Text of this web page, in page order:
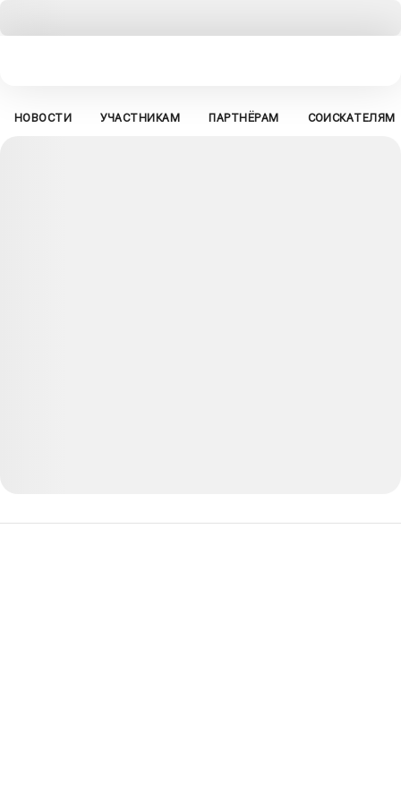
НОВОСТИ УЧАСТНИКАМ ПАРТНЁРАМ СОИСКАТЕЛЯМ